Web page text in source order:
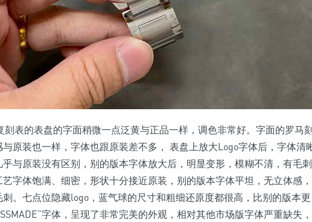
刻表的表盘的字面稍微一点泛黄与正品一样，调色非常好。字面的罗马
原装也一样，字体也跟原装差不多， 表盘上放大Logo字体后，字体清
与原装没有区别，别的版本字体放大后，明显变形，模糊不清，有毛刺
字体饱满、细密，形状十分接近原装，别的版本字体平坦，无立体感
。七点位隐藏logo，蓝气球的尺寸和粗细还原度都很高，比别的版本更
字体，呈现了非常完美的外观，相对其他市场版字体严重缺失